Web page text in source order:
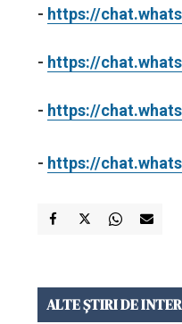
- https://
- https://
- https://
- https://
ALTE ȘTIRI DE